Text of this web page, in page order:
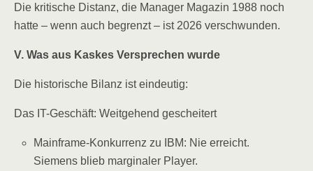
Die kritische Distanz, die Manager Magazin 1988 noch
hatte – wenn auch begrenzt – ist 2026 verschwunden.
V. Was aus Kaskes Versprechen wurde
Die historische Bilanz ist eindeutig:
Das IT-Geschäft: Weitgehend gescheitert
Mainframe-Konkurrenz zu IBM: Nie erreicht.
Siemens blieb marginaler Player.